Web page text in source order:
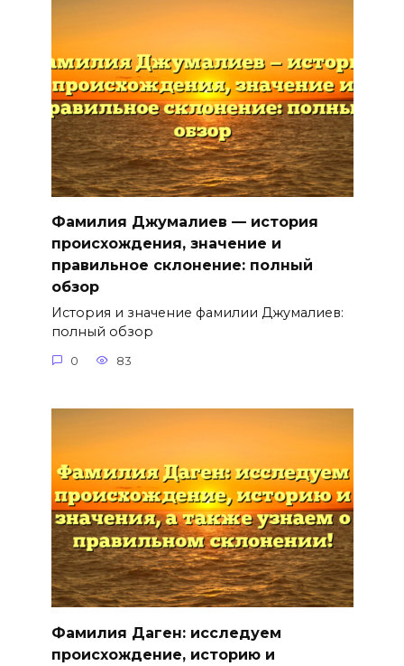
Фамилия Джумалиев — история
происхождения, значение и
правильное склонение: полный
обзор
История и значение фамилии Джумалиев:
полный обзор
0 83
Фамилия Даген: исследуем
происхождение, историю и